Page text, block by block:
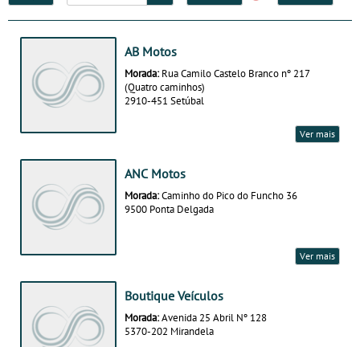
AB Motos
Morada: Rua Camilo Castelo Branco nº 217
(Quatro caminhos)
2910-451 Setúbal
Ver mais
ANC Motos
Morada:Caminho do Pico do Funcho 36
9500 Ponta Delgada
Ver mais
Boutique Veículos
Morada:Avenida 25 Abril Nº 128
5370-202 Mirandela